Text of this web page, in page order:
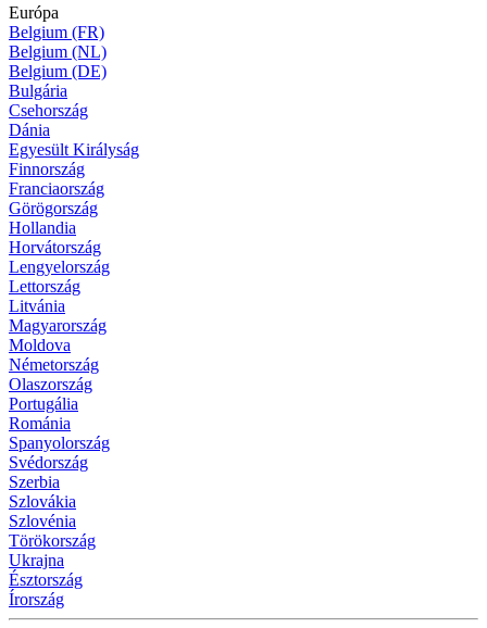
Európa
Belgium (FR)
Belgium (NL)
Belgium (DE)
Bulgária
Csehország
Dánia
Egyesült Királyság
Finnország
Franciaország
Görögország
Hollandia
Horvátország
Lengyelország
Lettország
Litvánia
Magyarország
Moldova
Németország
Olaszország
Portugália
Románia
Spanyolország
Svédország
Szerbia
Szlovákia
Szlovénia
Törökország
Ukrajna
Észtország
Írország